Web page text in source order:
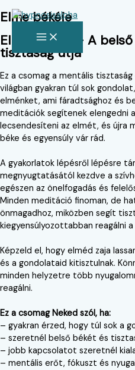
Skip
content
MAIN
MENU
Elme békéje
Elme békéje – A
tisztaság útja
Ez a csomag a mentális
világban gyakran túl sok
elménket, ami fáradtsághoz és
meditációk segítenek elengedni
lecsendesíteni az elmét, és újra
béke és egyensúly vár rád.
A gyakorlatok lépésről lépésre
megnyugtatásától kezdve a
egészen az önelfogadás és
Minden meditáció finoman, de
önmagadhoz, miközben segít
kiegyensúlyozottabban reagálni
Képzeld el, hogy elméd zaja
és a gondolataid kitisztulnak.
minden helyzetre több
reagálni.
Ez a csomag Neked szól, ha:
– gyakran érzed, hogy túl sok a
– szeretnél belső békét és
– jobb kapcsolatot szeretnél
– mentális erőt, fókuszt és